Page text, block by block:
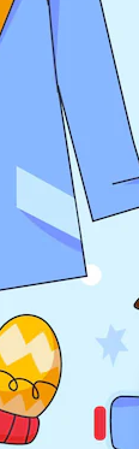
Company S.L.U.